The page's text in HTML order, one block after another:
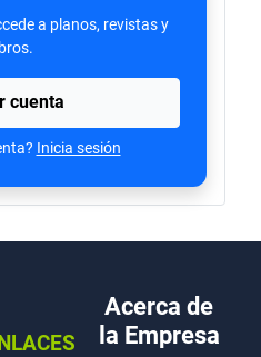
a planos, revistas y
cuenta
Inicia sesión
Acerca de
la Empresa